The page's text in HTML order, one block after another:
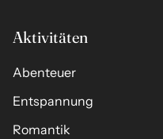
Aktivitäten
Abenteuer
Entspannung
Romantik